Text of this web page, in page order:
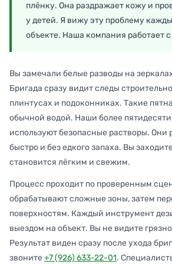
плёнку. Она раздражает кожу и
у детей. Я вижу эту проблему
объекте. Наша компания работает с
Вы замечали белые разводы на
Бригада сразу видит следы
плинтусах и подоконниках. Такие
обычной водой. Наши более
используют безопасные растворы. Они
быстро и без едкого запаха. Вы
становится лёгким и свежим.
Процесс проходит по проверенным
обрабатывают сложные зоны, затем
поверхностям. Каждый инструмент
выездом на объект. Вы не видите
Результат виден сразу после ухода
звоните+7 (926) 633-22-01.